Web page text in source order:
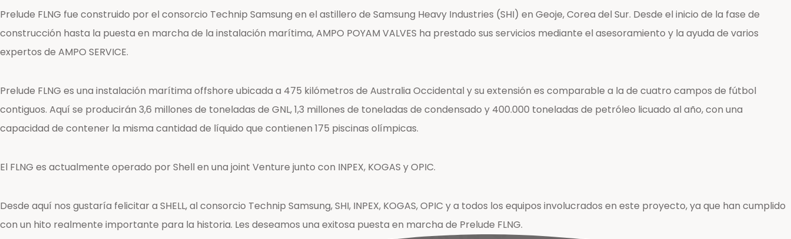
Prelude FLNG fue construido por el consorcio Technip Samsung en el astillero de Samsung Heavy Industries (SHI) en Geoje, Corea del Sur. Desde el inicio de la fase de
construcción hasta la puesta en marcha de la instalación marítima, AMPO POYAM VALVES ha prestado sus servicios mediante el asesoramiento y la ayuda de varios
expertos de AMPO SERVICE.
Prelude FLNG es una instalación marítima offshore ubicada a 475 kilómetros de Australia Occidental y su extensión es comparable a la de cuatro campos de fútbol
contiguos. Aquí se producirán 3,6 millones de toneladas de GNL, 1,3 millones de toneladas de condensado y 400.000 toneladas de petróleo licuado al año, con una
capacidad de contener la misma cantidad de líquido que contienen 175 piscinas olímpicas.
El FLNG es actualmente operado por Shell en una joint Venture junto con INPEX, KOGAS y OPIC.
Desde aquí nos gustaría felicitar a SHELL, al consorcio Technip Samsung, SHI, INPEX, KOGAS, OPIC y a todos los equipos involucrados en este proyecto, ya que han cumplido
con un hito realmente importante para la historia. Les deseamos una exitosa puesta en marcha de Prelude FLNG.